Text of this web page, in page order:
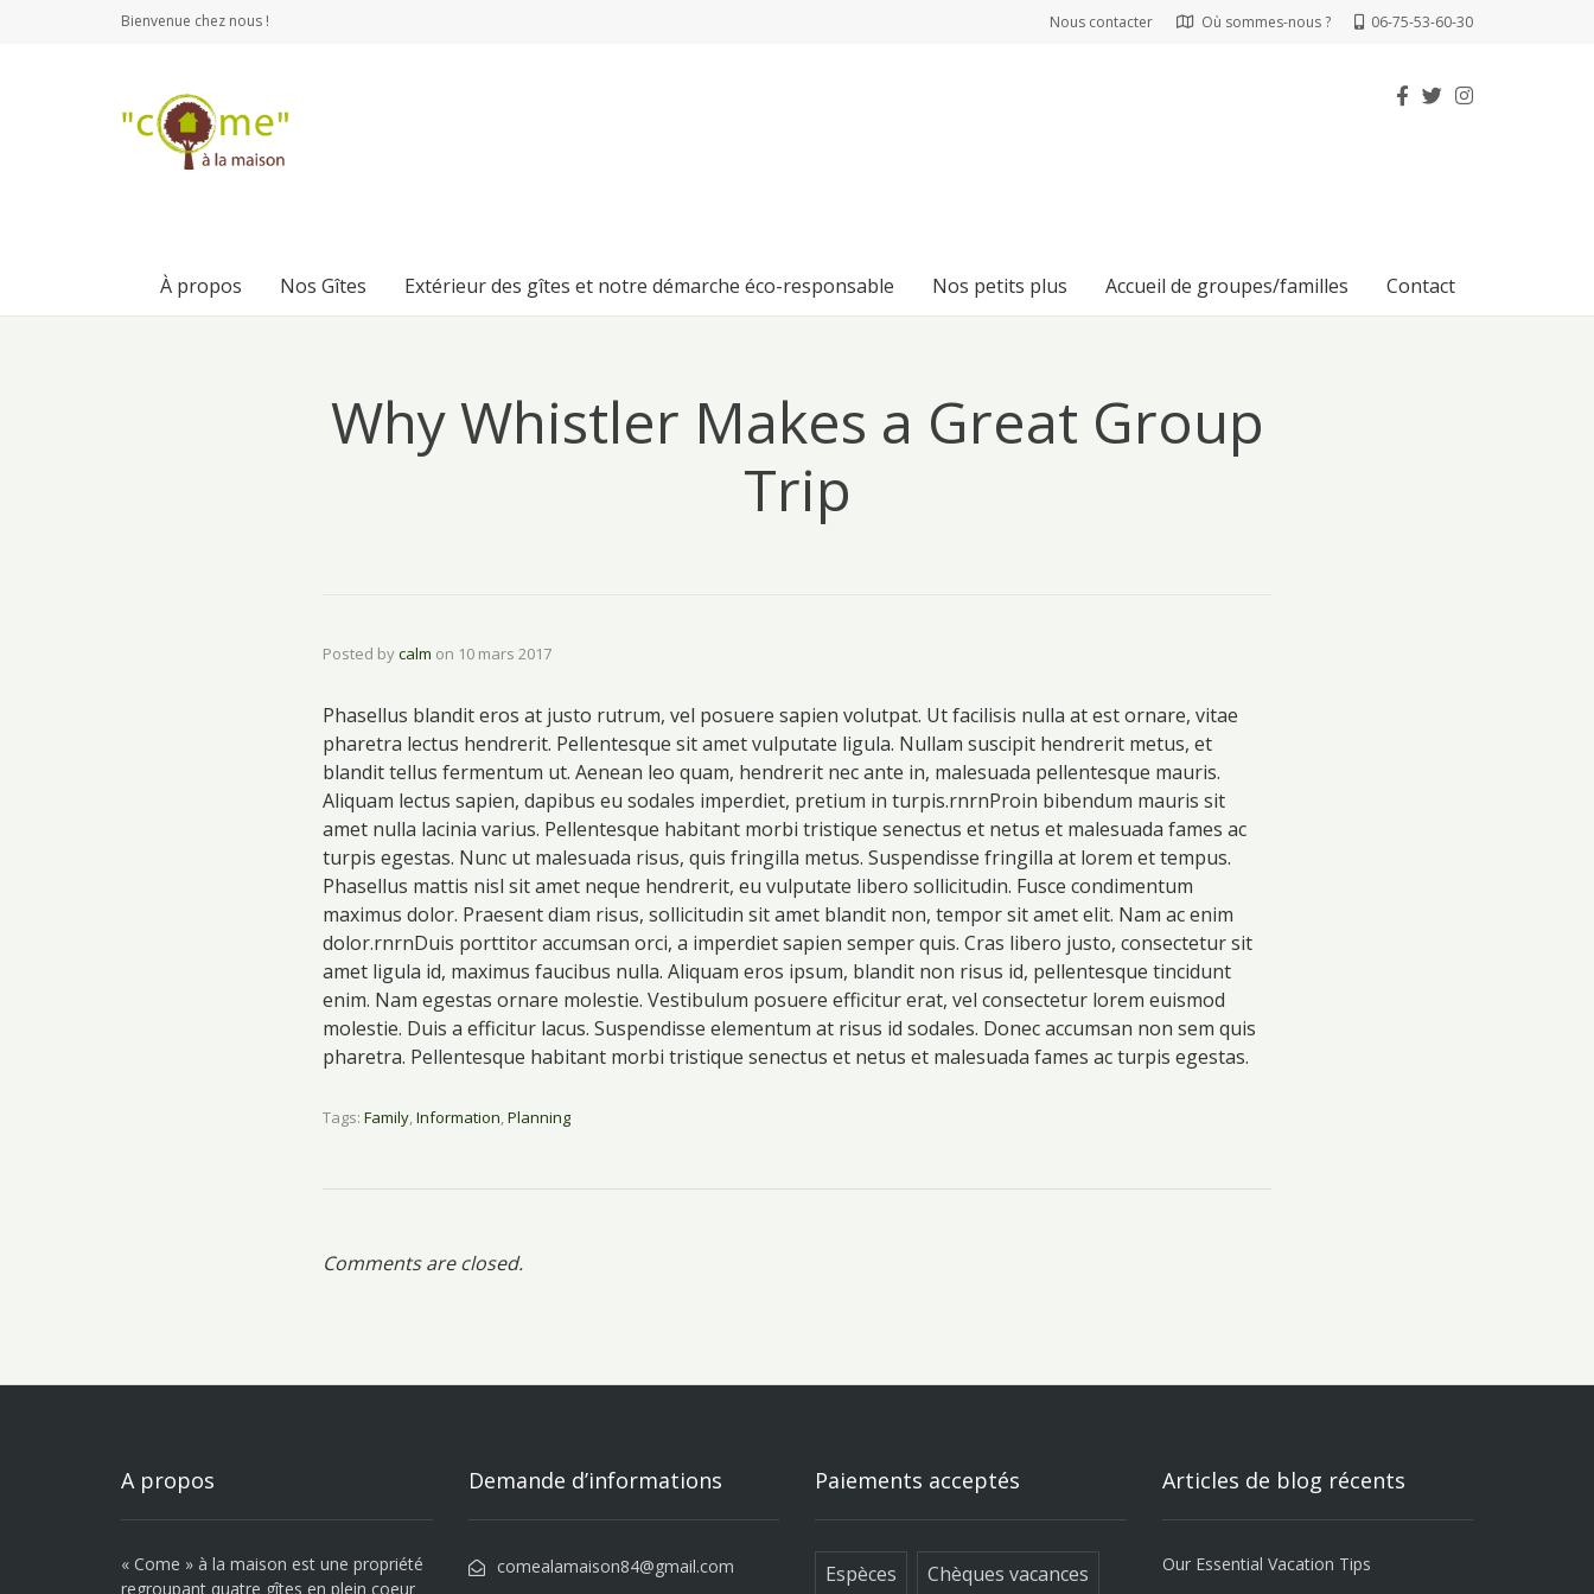
Bienvenue chez nous ! Nous contacter Où sommes-nous ? 06-75-53-60-30
À propos Nos Gîtes Extérieur des gîtes et notre démarche éco-responsable Nos petits plus Accueil de groupes/familles Contact
Why Whistler Makes a Great Group
Trip
Posted bycalm on 10 mars 2017
Phasellus blandit eros at justo rutrum, vel posuere sapien volutpat. Ut facilisis nulla at est ornare, vitae
pharetra lectus hendrerit. Pellentesque sit amet vulputate ligula. Nullam suscipit hendrerit metus, et
blandit tellus fermentum ut. Aenean leo quam, hendrerit nec ante in, malesuada pellentesque mauris.
Aliquam lectus sapien, dapibus eu sodales imperdiet, pretium in turpis.rnrnProin bibendum mauris sit
amet nulla lacinia varius. Pellentesque habitant morbi tristique senectus et netus et malesuada fames ac
turpis egestas. Nunc ut malesuada risus, quis fringilla metus. Suspendisse fringilla at lorem et tempus.
Phasellus mattis nisl sit amet neque hendrerit, eu vulputate libero sollicitudin. Fusce condimentum
maximus dolor. Praesent diam risus, sollicitudin sit amet blandit non, tempor sit amet elit. Nam ac enim
dolor.rnrnDuis porttitor accumsan orci, a imperdiet sapien semper quis. Cras libero justo, consectetur sit
amet ligula id, maximus faucibus nulla. Aliquam eros ipsum, blandit non risus id, pellentesque tincidunt
enim. Nam egestas ornare molestie. Vestibulum posuere efficitur erat, vel consectetur lorem euismod
molestie. Duis a efficitur lacus. Suspendisse elementum at risus id sodales. Donec accumsan non sem quis
pharetra. Pellentesque habitant morbi tristique senectus et netus et malesuada fames ac turpis egestas.
Tags: Family,Information,Planning
Comments are closed.
A propos
« Come » à la maison est une propriété
regroupant quatre gîtes en plein coeur
Demande d’informations
comealamaison84@gmail.com
Paiements acceptés
Espèces Chèques vacances
Articles de blog récents
Our Essential Vacation Tips